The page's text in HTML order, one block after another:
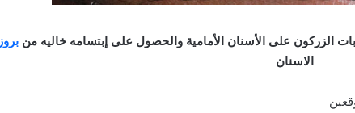
الزركون على الأسنان الأمامية والحصول على إبتسامه خاليه منبروز
الاسنان